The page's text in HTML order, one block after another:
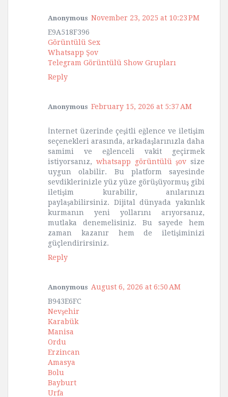
Anonymous November 23, 2025 at 10:23 PM
E9A518F396
Görüntülü Sex
Whatsapp Şov
Telegram Görüntülü Show Grupları
Reply
Anonymous February 15, 2026 at 5:37 AM
İnternet üzerinde çeşitli eğlence ve iletişim
seçenekleri arasında, arkadaşlarınızla daha
samimi ve eğlenceli vakit geçirmek
istiyorsanız, whatsapp görüntülü şov size
uygun olabilir. Bu platform sayesinde
sevdiklerinizle yüz yüze görüşüyormuş gibi
iletişim kurabilir, anılarınızı
paylaşabilirsiniz. Dijital dünyada yakınlık
kurmanın yeni yollarını arıyorsanız,
mutlaka denemelisiniz. Bu sayede hem
zaman kazanır hem de iletişiminizi
güçlendirirsiniz.
Reply
Anonymous August 6, 2026 at 6:50 AM
B943E6FC
Nevşehir
Karabük
Manisa
Ordu
Erzincan
Amasya
Bolu
Bayburt
Urfa